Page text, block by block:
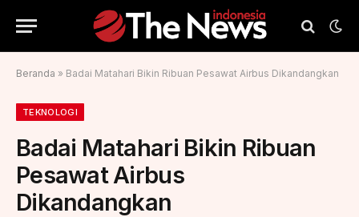
Beranda » Badai Matahari Bikin Ribuan Pesawat Airbus Dikandangkan
TEKNOLOGI
Badai Matahari Bikin Ribuan
Pesawat Airbus
Dikandangkan